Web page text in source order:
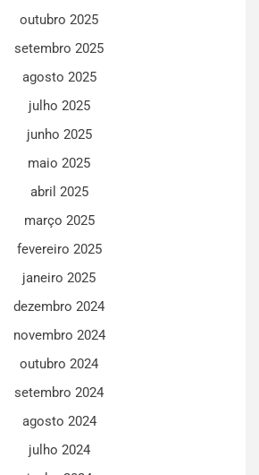
outubro 2025
setembro 2025
agosto 2025
julho 2025
junho 2025
maio 2025
abril 2025
março 2025
fevereiro 2025
janeiro 2025
dezembro 2024
novembro 2024
outubro 2024
setembro 2024
agosto 2024
julho 2024